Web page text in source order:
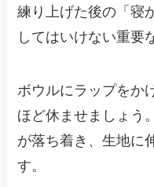
練り上げた後の「寝
してはいけない重要
ボウルにラップをか
ほど休ませましょう
が落ち着き、生地に
す。